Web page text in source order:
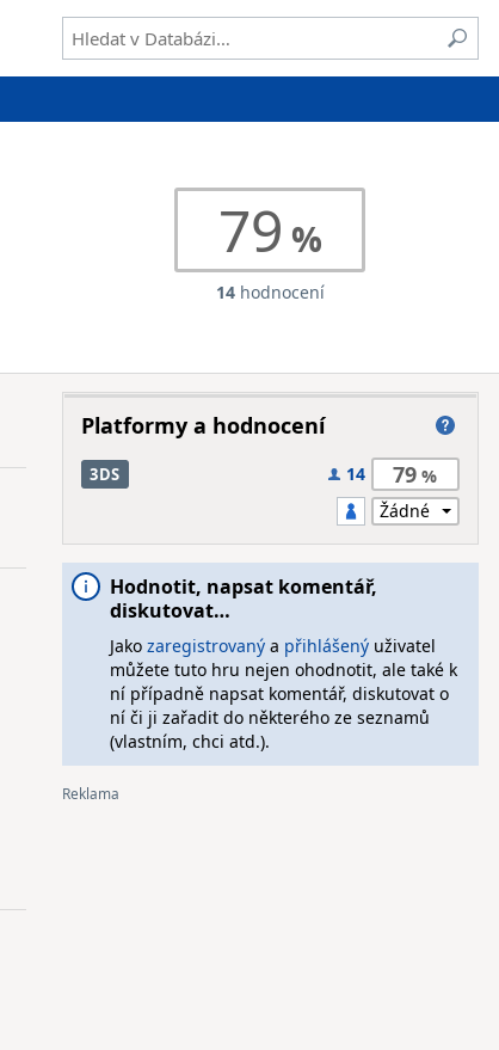
79
14hodnocení
Platformy a hodnocení
3DS 14 79
Hodnotit, napsat komentář,
diskutovat…
Jako zaregistrovanýa přihlášenýuživatel
můžete tuto hru nejen ohodnotit, ale také k
ní případně napsat komentář, diskutovat o
ní či ji zařadit do některého ze seznamů
(vlastním, chci atd.).